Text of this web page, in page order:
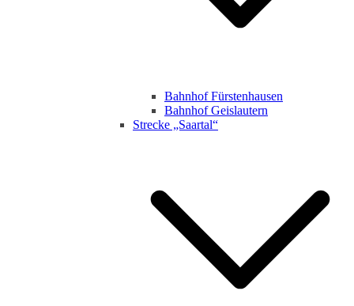
Bahnhof Fürstenhausen
Bahnhof Geislautern
Strecke „Saartal“